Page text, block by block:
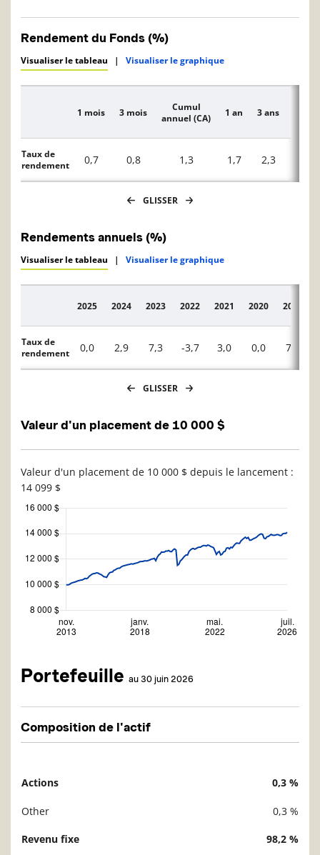
Rendement du Fonds (%)
Visualiser le tableau | Visualiser le graphique
Description
1 mois 3 mois
Cumul
annuel (CA)
1 an 3 ans
Taux de
rendement
0,7 0,8 1,3 1,7 2,3
GLISSER
Rendements annuels (%)
Visualiser le tableau | Visualiser le graphique
Description
2025 2024 2023 2022 2021 2020 2019
Taux de
rendement
0,0 2,9 7,3 -3,7 3,0 0,0 7,1
GLISSER
Valeur d'un placement de 10 000 $
Valeur d'un placement de 10 000 $ depuis le lancement :
14 099 $
Portefeuille au 30 juin 2026
Composition de l'actif
Actions 0,3 %
Other 0,3 %
Revenu fixe 98,2 %